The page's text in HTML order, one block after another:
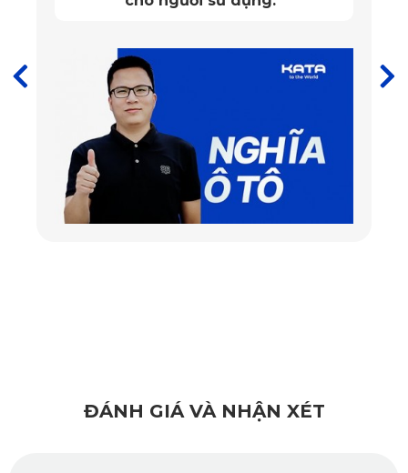
2. Thảm sàn ô tô 360 Mercedes EQS 2022
KATA tốt nhất hiện nay
Trên thị trường hiện có nhiều dòng thảm ô tô 360 độ, tuy
nhiên để xứng tầm với đẳng cấp của Mercedes EQS 2022,
thảm sàn ô tô 360 Mercedes EQS 2022 nhà KATA chính là
ĐÁNH GIÁ VÀ NHẬN XÉT